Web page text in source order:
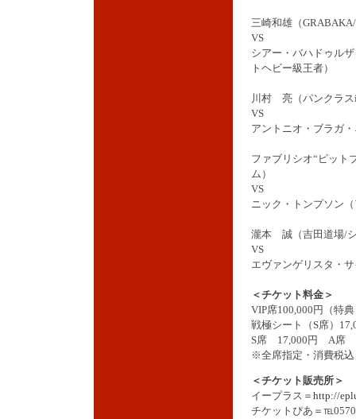
三崎和雄（
VS
シアー・バハドゥル
トヘビー級王者）
川村 亮（パンクラス
VS
アントニオ・ブラガ
ファブリシオ“ピット
ム）
VS
ニック・トンプソン
瀧本 誠（吉田道場/
VS
エヴァンゲリスタ・
＜チケット料金＞
VIP席100,000円（特
戦極シート（S席）
S席 17,000円 A席
※全席指定・消費税込
＜チケット販売所＞
イープラス＝ http://
チケットぴあ＝